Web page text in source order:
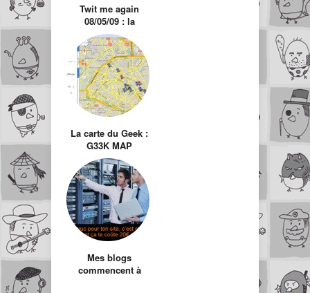
Twit me again
08/05/09 : la
sélection des twits
hors actualité
La carte du Geek :
G33K MAP
Mes blogs
commencent à